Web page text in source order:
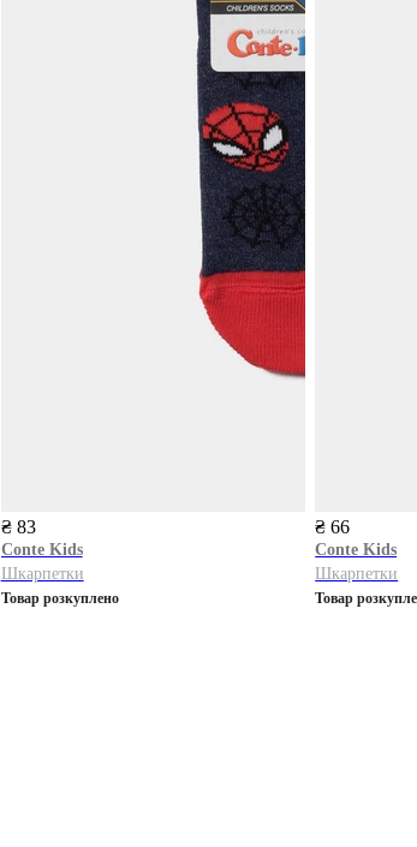
₴ 83
Conte Kids
Шкарпетки
Товар розкуплено
₴ 66
Conte Kids
Шкарпетки
Товар